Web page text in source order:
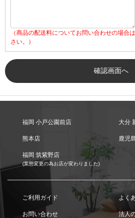
（商品の配送料についてお問い合わせの場合
さい。）
福岡 小戸公園前店 大分
熊本店 鹿児
福岡 筑紫野店
(業態変更の為お店が変わりました)
ご利用ガイド よく
お問い合わせ 法人